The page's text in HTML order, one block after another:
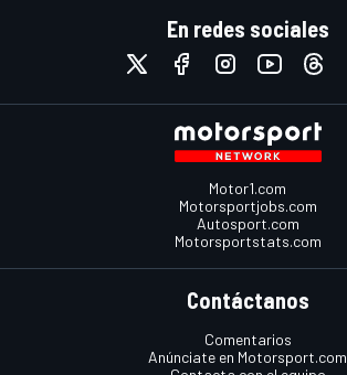
En redes sociales
Motor1.com
Motorsportjobs.com
Autosport.com
Motorsportstats.com
Contáctanos
Comentarios
Anúnciate en Motorsport.com